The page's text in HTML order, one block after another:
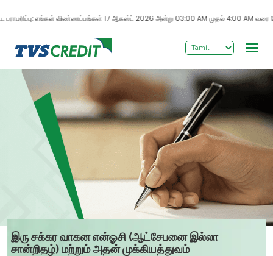
எங்கள் விண்ணப்பங்கள் 17 ஆகஸ்ட் 2026 அன்று 03:00 AM முதல் 4:00 AM வரை
இரு சக்கர வாகன என்ஓசி (ஆட்சேபனை இல்லா
சான்றிதழ்) மற்றும் அதன் முக்கியத்துவம்